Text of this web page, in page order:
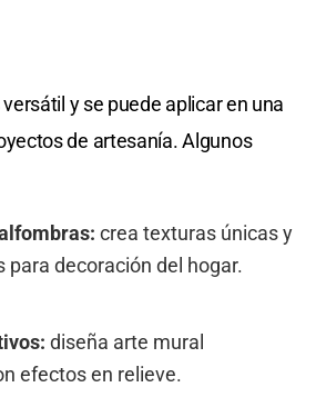
y se puede aplicar en una
de artesanía. Algunos
crea texturas únicas y
para decoración del hogar.
diseña arte mural
efectos en relieve.